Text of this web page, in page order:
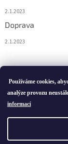
Používáme cookies,
analýze provozu
informací
2.1.2023
Doprava
2.1.2023